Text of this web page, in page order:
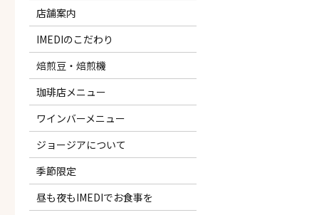
店舗案内
IMEDIのこだわり
焙煎豆・焙煎機
珈琲店メニュー
ワインバーメニュー
ジョージアについて
季節限定
昼も夜もIMEDIでお食事を